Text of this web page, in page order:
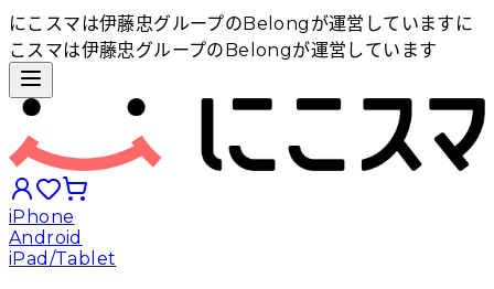
にこスマは伊藤忠グループのBelongが運営しています に
こスマは伊藤忠グループのBelongが運営しています
iPhone
Android
iPad/Tablet